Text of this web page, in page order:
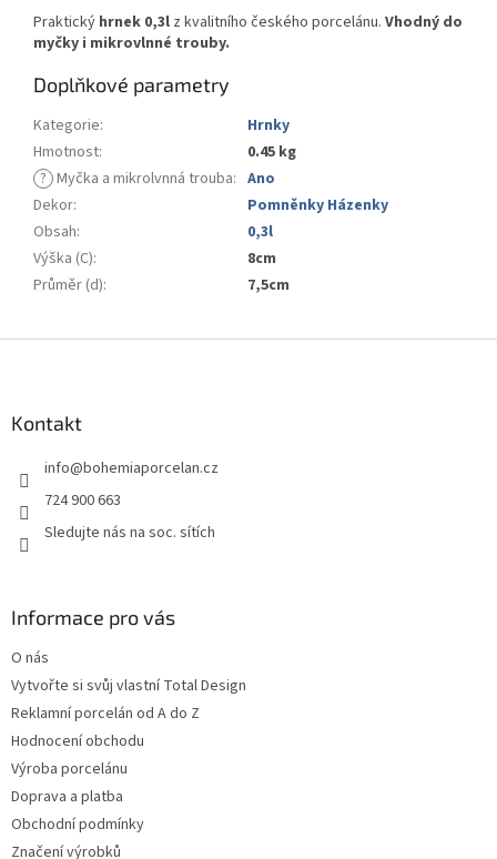
Praktický hrnek 0,3l z kvalitního českého porcelánu. Vhodný do
myčky i mikrovlnné trouby.
Doplňkové parametry
Kategorie:
Hrnky
Hmotnost:
0.45 kg
? Myčka a mikrolvnná trouba: Ano
Dekor:
Pomněnky Házenky
Obsah:
0,3l
Výška (C):
8cm
Průměr (d): 7,5cm
Kontakt
info@bohemiaporcelan.cz
724 900 663
Sledujte nás na soc. sítích
Informace pro vás
O nás
Vytvořte si svůj vlastní Total Design
Reklamní porcelán od A do Z
Hodnocení obchodu
Výroba porcelánu
Doprava a platba
Obchodní podmínky
Značení výrobků